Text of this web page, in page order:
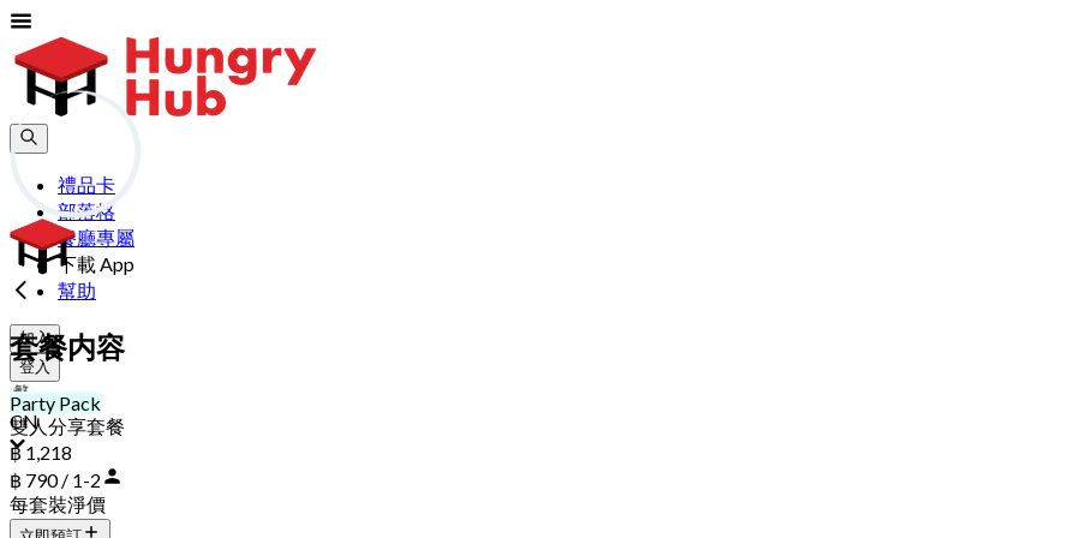
禮品卡
部落格
餐廳專屬
下載 App
幫助
加入
登入
CN
套餐内容
Party Pack
雙人分享套餐
฿ 1,218
฿ 790 / 1-2
每套裝淨價